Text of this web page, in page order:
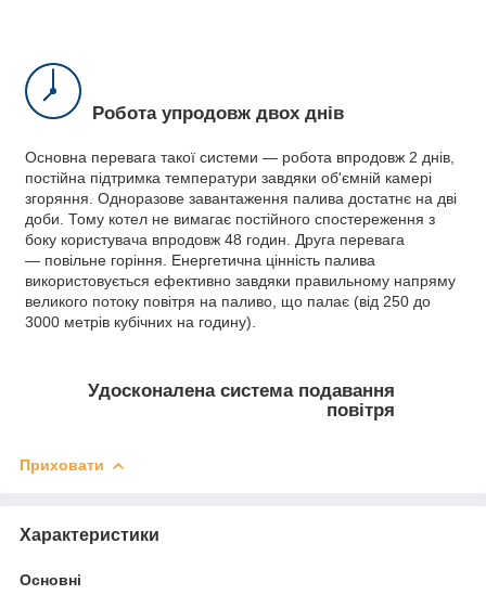
Робота упродовж двох днів
Основна перевага такої системи — робота впродовж 2 днів,
постійна підтримка температури завдяки об'ємній камері
згоряння. Одноразове завантаження палива достатнє на дві
доби. Тому котел не вимагає постійного спостереження з
боку користувача впродовж 48 годин. Друга перевага
— повільне горіння. Енергетична цінність палива
використовується ефективно завдяки правильному напряму
великого потоку повітря на паливо, що палає (від 250 до
3000 метрів кубічних на годину).
Удосконалена система подавання
повітря
Приховати
Характеристики
Основні